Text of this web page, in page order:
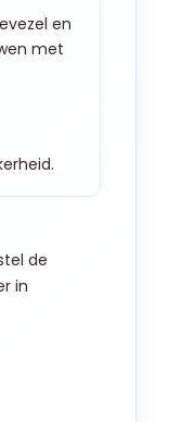
en
met
de
in